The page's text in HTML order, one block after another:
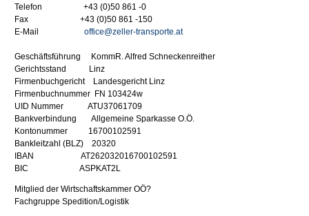
Telefon +43 (0)50 861 -0
Fax +43 (0)50 861 -150
E-Mail office@zeller-transporte.at
Geschäftsführung KommR. Alfred Schneckenreither
Gerichtsstand Linz
Firmenbuchgericht Landesgericht Linz
Firmenbuchnummer FN 103424w
UID Nummer ATU37061709
Bankverbindung Allgemeine Sparkasse O.Ö.
Kontonummer 16700102591
Bankleitzahl (BLZ) 20320
IBAN AT262032016700102591
BIC ASPKAT2L
Mitglied der Wirtschaftskammer OÖ?
Fachgruppe Spedition/Logistik